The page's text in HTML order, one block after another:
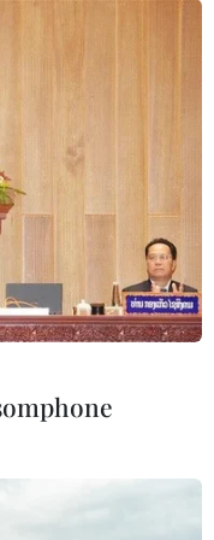
ở Hà Nội: